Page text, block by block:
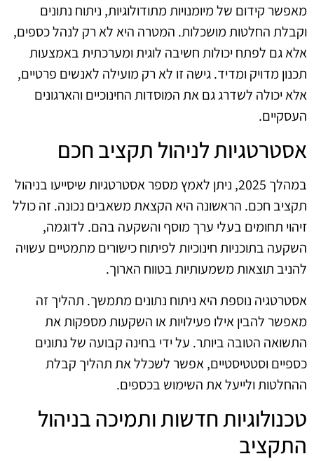
מאפשר קידום של מיומנויות מתודולוגיות, ניתוח נתונים
וקבלת החלטות מושכלות. המטרה היא לא רק לנהל כספים,
אלא גם לפתח יכולות חשיבה לוגית ומערכתית באמצעות
תכנון מדויק ומדיד. גישה זו לא רק מועילה לאנשים פרטיים,
אלא יכולה לשדרג גם את המוסדות החינוכיים והארגונים
העסקיים.
אסטרטגיות לניהול תקציב חכם
במהלך 2025, ניתן לאמץ מספר אסטרטגיות שיסייעו בניהול
תקציב חכם. הראשונה היא הקצאת משאבים נכונה. זה כולל
זיהוי תחומים בעלי ערך מוסף והשקעה בהם. לדוגמה,
השקעה בתוכניות חינוכיות לפיתוח כישורים מתמטיים עשויה
להניב תוצאות משמעותיות בטווח הארוך.
אסטרטגיה נוספת היא ניתוח נתונים מתמשך. תהליך זה
מאפשר להבין אילו פעילויות או השקעות מספקות את
התשואה הטובה ביותר. על ידי בחינה קבועה של נתונים
כספיים וסטטיסטיים, אפשר לשכלל את תהליך קבלת
ההחלטות ולייעל את השימוש בכספים.
טכנולוגיות חדשות ותמיכה בניהול
התקציב